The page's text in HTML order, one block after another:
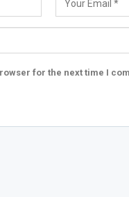
for the next time I